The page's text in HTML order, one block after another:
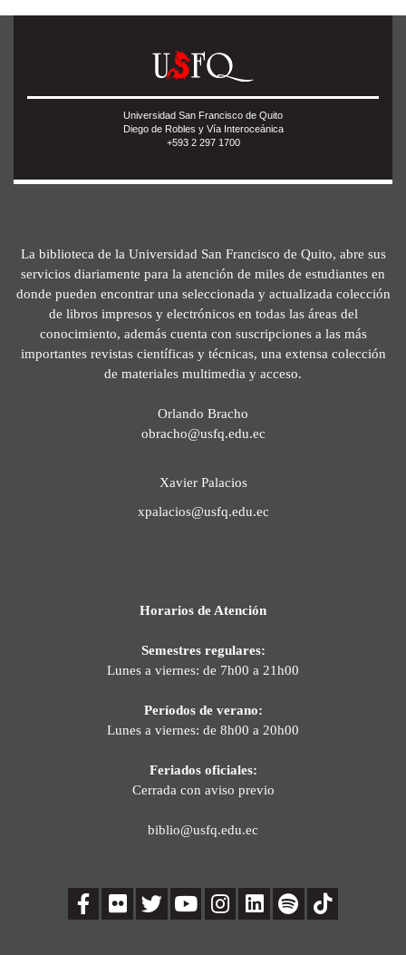
Universidad San Francisco de Quito
Diego de Robles y Vía Interoceánica
+593 2 297 1700
La biblioteca de la Universidad San Francisco de Quito, abre sus
servicios diariamente para la atención de miles de estudiantes en
donde pueden encontrar una seleccionada y actualizada colección
de libros impresos y electrónicos en todas las áreas del
conocimiento, además cuenta con suscripciones a las más
importantes revistas científicas y técnicas, una extensa colección
de materiales multimedia y acceso.
Orlando Bracho
obracho@usfq.edu.ec
Xavier Palacios
xpalacios@usfq.edu.ec
Horarios de Atención
Semestres regulares:
Lunes a viernes: de 7h00 a 21h00
Períodos de verano:
Lunes a viernes: de 8h00 a 20h00
Feriados oficiales:
Cerrada con aviso previo
biblio@usfq.edu.ec